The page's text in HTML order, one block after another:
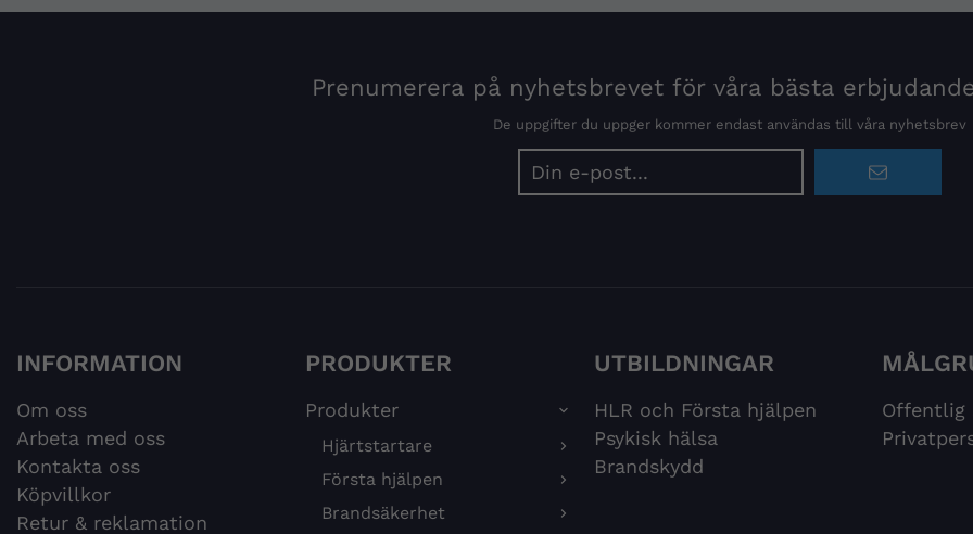
Prenumerera på nyhetsbrevet för våra bästa
De uppgifter du uppger kommer endast användas till våra nyhetsbrev
postadress
INFORMATION
Om oss
Arbeta med oss
Kontakta oss
Köpvillkor
Retur & reklamation
PRODUKTER
Produkter
Hjärtstartare
Första hjälpen
Brandsäkerhet
UTBILDNINGAR
HLR och Första hjälpen
Psykisk hälsa
Brandskydd
Offentlig